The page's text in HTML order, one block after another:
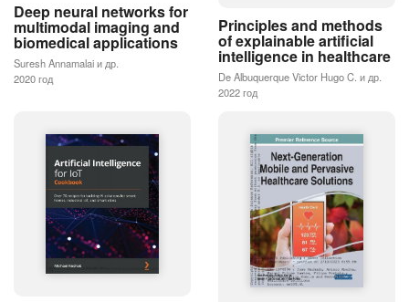
Deep neural networks for
multimodal imaging and
biomedical applications
Suresh Annamalai и др.
2020 год
Principles and methods
of explainable artificial
intelligence in healthcare
De Albuquerque Victor Hugo C. и др.
2022 год